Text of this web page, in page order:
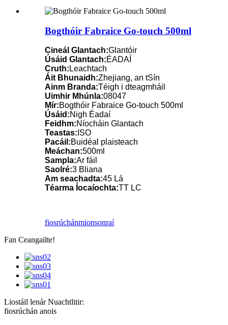
Bogthóir Fabraice Go-touch 500ml
Cineál Glantach:Glantóir
Úsáid Glantach:ÉADAÍ
Cruth: Leachtach
Áit Bhunaidh:Zhejiang, an tSín
Ainm Branda:Téigh i dteagmháil
Uimhir Mhúnla:08047
Mír:Bogthóir Fabraice Go-touch 500ml
Úsáid:Nigh Éadaí
Feidhm:Níocháin Glantach
Teastas: ISO
Pacáil:Buidéal plaisteach
Meáchan:500ml
Sampla:Ar fáil
Saolré:3 Bliana
Am seachadta:45 Lá
Téarma Íocaíochta:TT LC
fiosrúchánmionsonraí
Fan Ceangailte!
Liostáil lenár Nuachtlitir:
fiosrúchán anois